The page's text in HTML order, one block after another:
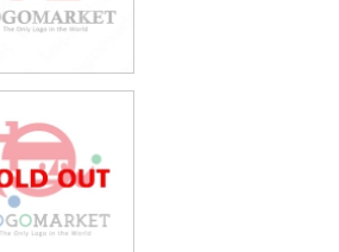
59,800円
(税込65,780円)